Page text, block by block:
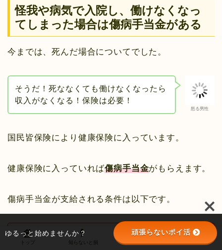
怪我や病気で入院し、働けなくなっ
てしまった場合は傷病手当金がある
今までは、死んだ場合についてでした。
怒る男性
そうだ！死ななくても働けなくなったら
収入がなくなる！保険は必要！
国民皆保険により健康保険に入っています。
健康保険に入っていれば傷病手当金がもらえます。
傷病手当金が支給される条件は以下です。
業務外の事由による病気やケガの療養の
トップ 知らないと損
ゆるっと始めませんか？ 頑張らないポイ活